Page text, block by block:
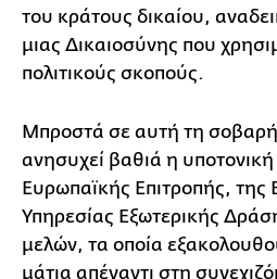
του κράτους δικαίου,
μιας Δικαιοσύνης που
πολιτικούς σκοπούς.
Μπροστά σε αυτή τη
ανησυχεί βαθιά η
Ευρωπαϊκής Επιτροπής, της
Υπηρεσίας Εξωτερικής
μελών, τα οποία
μάτια απέναντι στη